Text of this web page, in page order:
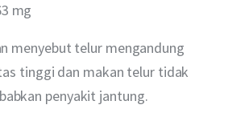
mg
menyebut telur mengandung
tinggi dan makan telur tidak
penyakit jantung.